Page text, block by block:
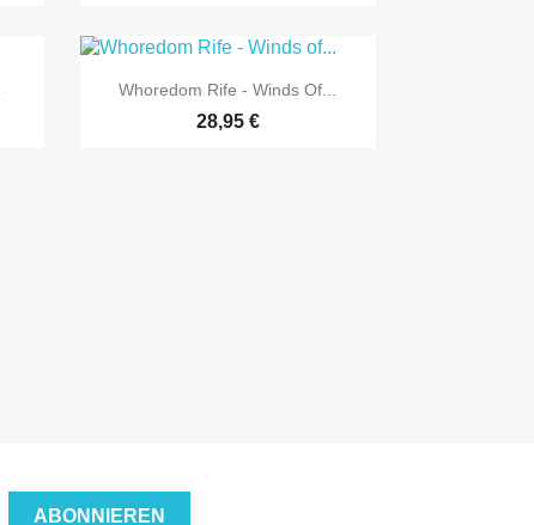
 Vorschau
Whoredom Rife - Winds Of...
28,95 €